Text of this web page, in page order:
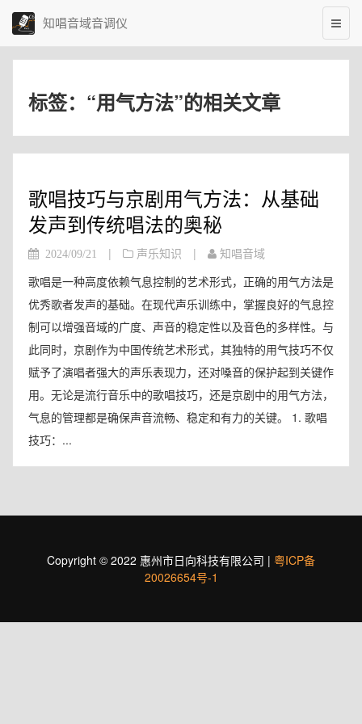
知唱音域音调仪
标签：“用气方法”的相关文章
歌唱技巧与京剧用气方法：从基础
发声到传统唱法的奥秘
2024/09/21 | 声乐知识 | 知唱音域
歌唱是一种高度依赖气息控制的艺术形式，正确的用气方法是
优秀歌者发声的基础。在现代声乐训练中，掌握良好的气息控
制可以增强音域的广度、声音的稳定性以及音色的多样性。与
此同时，京剧作为中国传统艺术形式，其独特的用气技巧不仅
赋予了演唱者强大的声乐表现力，还对嗓音的保护起到关键作
用。无论是流行音乐中的歌唱技巧，还是京剧中的用气方法，
气息的管理都是确保声音流畅、稳定和有力的关键。 1. 歌唱
技巧：...
Copyright © 2022 惠州市日向科技有限公司 | 粤ICP备
20026654号-1